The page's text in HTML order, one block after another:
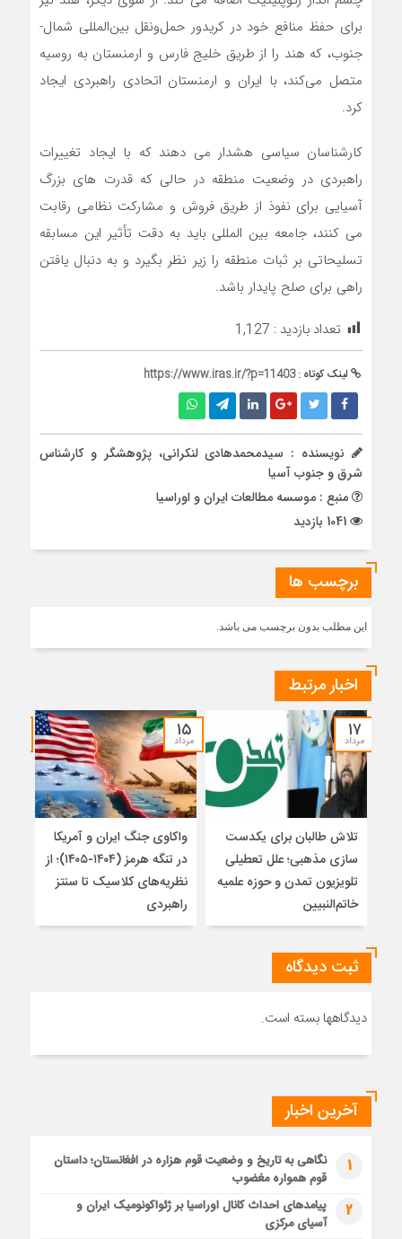
برای حفظ منافع خود در کریدور حمل‌ونقل بین‌المللی شمال-
جنوب، که هند را از طریق خلیج فارس و ارمنستان به روسیه
متصل می‌کند، با ایران و ارمنستان اتحادی راهبردی ایجاد
کرد.
کارشناسان سیاسی هشدار می دهند که با ایجاد تغییرات
راهبردی در وضعیت منطقه در حالی که قدرت های بزرگ
آسیایی برای نفوذ از طریق فروش و مشارکت نظامی رقابت
می کنند، جامعه بین المللی باید به دقت تأثیر این مسابقه
تسلیحاتی بر ثبات منطقه را زیر نظر بگیرد و به دنبال یافتن
راهی برای صلح پایدار باشد.
تعداد بازدید : 1,127
لینک کوتاه :https://www.iras.ir/?p=11403
نویسنده : سیدمحمدهادی لنکرانی، پژوهشگر و کارشناس
شرق و جنوب آسیا
منبع : موسسه مطالعات ایران و اوراسیا
برچسب ها
این مطلب بدون برچسب می باشد.
اخبار مرتبط
۱۷
مرداد
تلاش طالبان برای یکدست
سازی مذهبی؛ علل تعطیلی
تلویزیون تمدن و حوزه علمیه
خاتم‌النبیین
۱۵
مرداد
واکاوی جنگ ایران و آمریکا
در تنگه هرمز (۱۴۰۴-۱۴۰۵)؛ از
نظریه‌های کلاسیک تا سنتز
راهبردی
ثبت دیدگاه
دیدگاهها بسته است.
آخرین اخبار
1
نگاهی به تاریخ و وضعیت قوم هزاره در افغانستان؛ داستان
قوم همواره مغضوب
2
پیامدهای احداث کانال اوراسیا بر ژئواکونومیک ایران و
آسیای مرکزی